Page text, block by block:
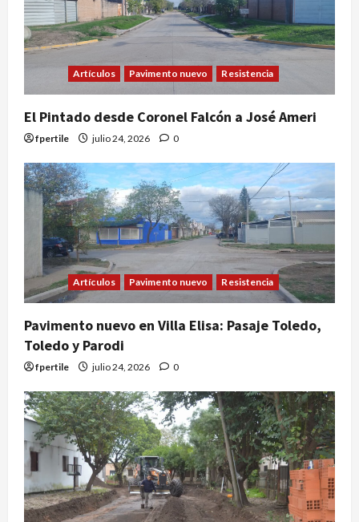
Artículos Pavimento nuevo Resistencia
El Pintado desde Coronel Falcón a José Ameri
fpertile julio 24, 2026 0
Artículos Pavimento nuevo Resistencia
Pavimento nuevo en Villa Elisa: Pasaje Toledo,
Toledo y Parodi
fpertile julio 24, 2026 0